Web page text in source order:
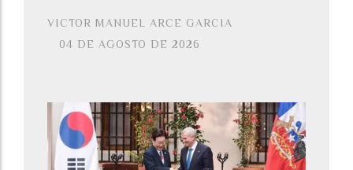
VICTOR MANUEL ARCE GARCIA
04 DE AGOSTO DE 2026